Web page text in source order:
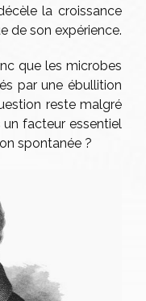
la croissance
de son expérience.
que les microbes
par une ébullition
reste malgré
un facteur essentiel
spontanée ?